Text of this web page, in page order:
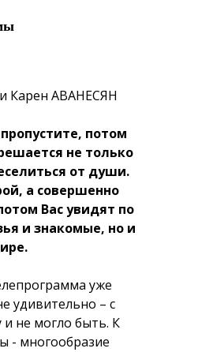
Карен АВАНЕСЯН
потом
не только
от души.
а совершенно
Вас увидят по
и знакомые, но и
уже
удивительно – с
не могло быть. К
- многообразие